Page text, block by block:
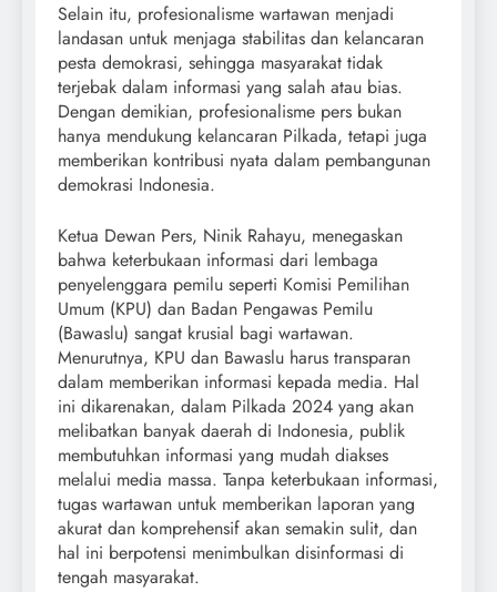
Selain itu, profesionalisme wartawan menjadi
landasan untuk menjaga stabilitas dan kelancaran
pesta demokrasi, sehingga masyarakat tidak
terjebak dalam informasi yang salah atau bias.
Dengan demikian, profesionalisme pers bukan
hanya mendukung kelancaran Pilkada, tetapi juga
memberikan kontribusi nyata dalam pembangunan
demokrasi Indonesia.
Ketua Dewan Pers, Ninik Rahayu, menegaskan
bahwa keterbukaan informasi dari lembaga
penyelenggara pemilu seperti Komisi Pemilihan
Umum (KPU) dan Badan Pengawas Pemilu
(Bawaslu) sangat krusial bagi wartawan.
Menurutnya, KPU dan Bawaslu harus transparan
dalam memberikan informasi kepada media. Hal
ini dikarenakan, dalam Pilkada 2024 yang akan
melibatkan banyak daerah di Indonesia, publik
membutuhkan informasi yang mudah diakses
melalui media massa. Tanpa keterbukaan informasi,
tugas wartawan untuk memberikan laporan yang
akurat dan komprehensif akan semakin sulit, dan
hal ini berpotensi menimbulkan disinformasi di
tengah masyarakat.